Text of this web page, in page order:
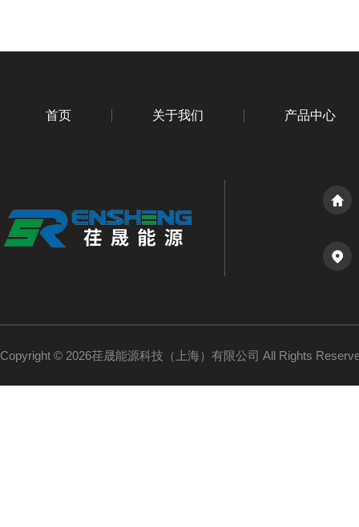
首页 关于我们 产品中心
Copyright © 2026荏晟能源科技（上海）有限公司 All Rights